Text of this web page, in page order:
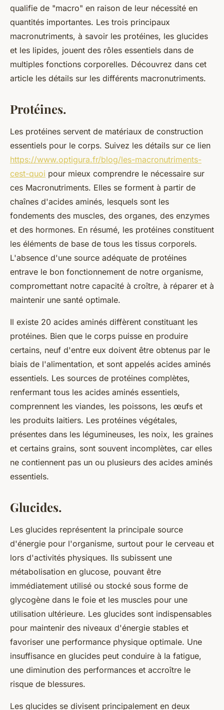
qualifie de "macro" en raison de leur nécessité en
quantités importantes. Les trois principaux
macronutriments, à savoir les protéines, les glucides
et les lipides, jouent des rôles essentiels dans de
multiples fonctions corporelles. Découvrez dans cet
article les détails sur les différents macronutriments.
Protéines.
Les protéines servent de matériaux de construction
essentiels pour le corps. Suivez les détails sur ce lien
https://www.optigura.fr/blog/les-macronutriments-
cest-quoi pour mieux comprendre le nécessaire sur
ces Macronutriments. Elles se forment à partir de
chaînes d'acides aminés, lesquels sont les
fondements des muscles, des organes, des enzymes
et des hormones. En résumé, les protéines constituent
les éléments de base de tous les tissus corporels.
L'absence d'une source adéquate de protéines
entrave le bon fonctionnement de notre organisme,
compromettant notre capacité à croître, à réparer et à
maintenir une santé optimale.
Il existe 20 acides aminés diffèrent constituant les
protéines. Bien que le corps puisse en produire
certains, neuf d'entre eux doivent être obtenus par le
biais de l'alimentation, et sont appelés acides aminés
essentiels. Les sources de protéines complètes,
renfermant tous les acides aminés essentiels,
comprennent les viandes, les poissons, les œufs et
les produits laitiers. Les protéines végétales,
présentes dans les légumineuses, les noix, les graines
et certains grains, sont souvent incomplètes, car elles
ne contiennent pas un ou plusieurs des acides aminés
essentiels.
Glucides.
Les glucides représentent la principale source
d'énergie pour l'organisme, surtout pour le cerveau et
lors d'activités physiques. Ils subissent une
métabolisation en glucose, pouvant être
immédiatement utilisé ou stocké sous forme de
glycogène dans le foie et les muscles pour une
utilisation ultérieure. Les glucides sont indispensables
pour maintenir des niveaux d'énergie stables et
favoriser une performance physique optimale. Une
insuffisance en glucides peut conduire à la fatigue,
une diminution des performances et accroître le
risque de blessures.
Les glucides se divisent principalement en deux